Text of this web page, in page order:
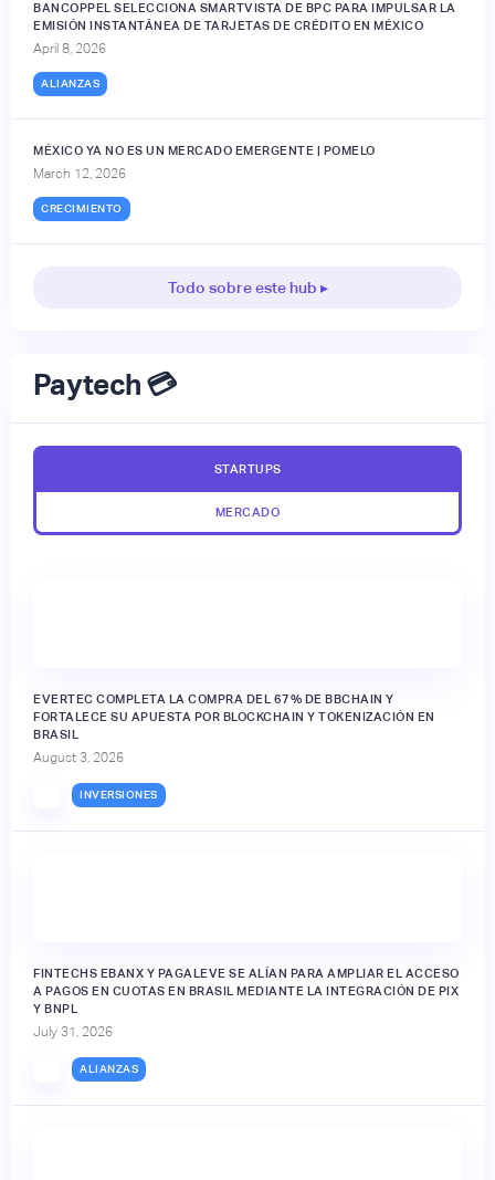
BANCOPPEL SELECCIONA SMARTVISTA DE BPC PARA IMPULSAR LA
EMISIÓN INSTANTÁNEA DE TARJETAS DE CRÉDITO EN MÉXICO
April 8, 2026
ALIANZAS
MÉXICO YA NO ES UN MERCADO EMERGENTE | POMELO
March 12, 2026
CRECIMIENTO
Todo sobre este hub ▸
Paytech 💳
STARTUPS
MERCADO
EVERTEC COMPLETA LA COMPRA DEL 67% DE BBCHAIN Y
FORTALECE SU APUESTA POR BLOCKCHAIN Y TOKENIZACIÓN EN
BRASIL
August 3, 2026
INVERSIONES
FINTECHS EBANX Y PAGALEVE SE ALÍAN PARA AMPLIAR EL ACCESO
A PAGOS EN CUOTAS EN BRASIL MEDIANTE LA INTEGRACIÓN DE PIX
Y BNPL
July 31, 2026
ALIANZAS